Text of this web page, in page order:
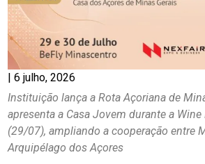
| 6 julho, 2026
Instituição lança a Rota Açoriana de
apresenta a Casa Jovem durante a
(29/07), ampliando a cooperação entre
Arquipélago dos Açores